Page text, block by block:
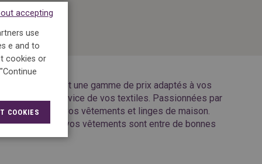
à tous et une gamme de prix adaptés à vos
40 ans au service de vos textiles. Passionnées par
l’entretien de vos vêtements et linges de maison.
du textile, vos vêtements sont entre de bonnes
use
e and to
cookies or
COOKIES
accepting